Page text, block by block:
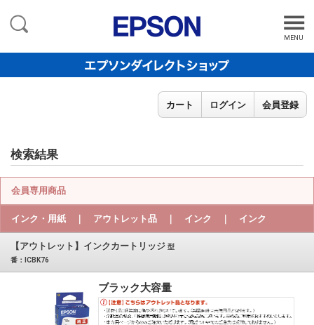
MENU
カート ログイン 会員登録
検索結果
会員専用商品
インク・用紙 ｜ アウトレット品 ｜ インク ｜ インク
【アウトレット】インクカートリッジ 型
番：ICBK76
ブラック大容量